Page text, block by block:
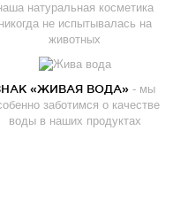
натуральная косметика
никогда не испытывалась на
животных
«ЖИВАЯ ВОДА» - мы
заботимся о качестве
воды в наших продуктах